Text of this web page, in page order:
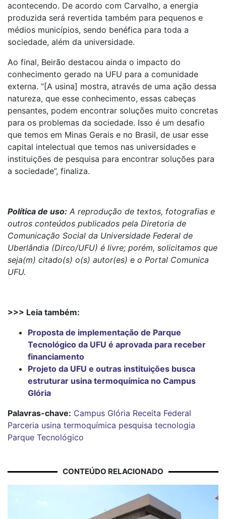
acontecendo. De acordo com Carvalho, a energia
produzida será revertida também para pequenos e
médios municípios, sendo benéfica para toda a
sociedade, além da universidade.
Ao final, Beirão destacou ainda o impacto do
conhecimento gerado na UFU para a comunidade
externa. “[A usina] mostra, através de uma ação dessa
natureza, que esse conhecimento, essas cabeças
pensantes, podem encontrar soluções muito concretas
para os problemas da sociedade. Isso é um desafio
que temos em Minas Gerais e no Brasil, de usar esse
capital intelectual que temos nas universidades e
instituições de pesquisa para encontrar soluções para
a sociedade”, finaliza.
Política de uso: A reprodução de textos, fotografias e
outros conteúdos publicados pela Diretoria de
Comunicação Social da Universidade Federal de
Uberlândia (Dirco/UFU) é livre; porém, solicitamos que
seja(m) citado(s) o(s) autor(es) e o Portal Comunica
UFU.
>>> Leia também:
Proposta de implementação de Parque
Tecnológico da UFU é aprovada para receber
financiamento
Projeto da UFU e outras instituições busca
estruturar usina termoquímica no Campus
Glória
Palavras-chave: Campus Glória Receita Federal
Parceria usina termoquímica pesquisa tecnologia
Parque Tecnológico
CONTEÚDO RELACIONADO